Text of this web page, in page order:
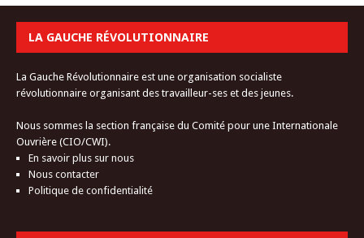
LA GAUCHE RÉVOLUTIONNAIRE
La Gauche Révolutionnaire est une organisation socialiste
révolutionnaire organisant des travailleur-ses et des jeunes.
Nous sommes la section française du Comité pour une Internationale
Ouvrière (CIO/CWI).
En savoir plus sur nous
Nous contacter
Politique de confidentialité